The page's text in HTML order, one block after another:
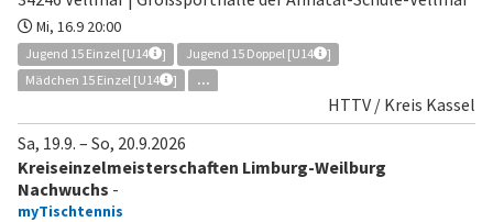
Mi, 16.9 20:00
Jugend 15 Einzel [U14 ] Jugend 15 Doppel [U14
]
Mädchen 15 Einzel [U14
] ...
HTTV / Kreis Kassel
Sa, 19.9. – So, 20.9.2026
Kreiseinzelmeisterschaften Limburg-Weilburg
Nachwuchs -
myTischtennis